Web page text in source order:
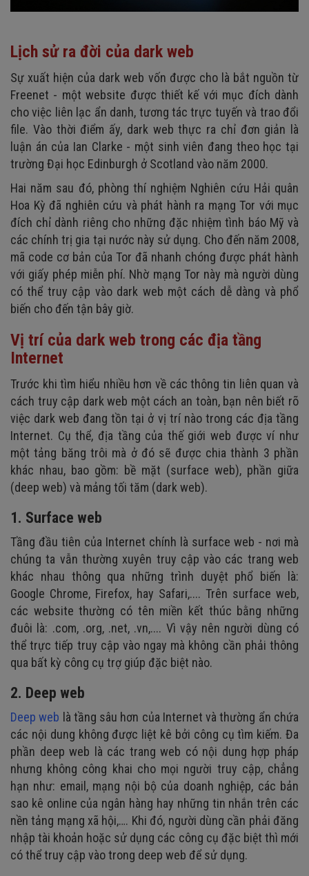
Lịch sử ra đời của dark web
Sự xuất hiện của dark web vốn được cho là bắt nguồn từ
Freenet - một website được thiết kế với mục đích dành
cho việc liên lạc ẩn danh, tương tác trực tuyến và trao đổi
file. Vào thời điểm ấy, dark web thực ra chỉ đơn giản là
luận án của Ian Clarke - một sinh viên đang theo học tại
trường Đại học Edinburgh ở Scotland vào năm 2000.
Hai năm sau đó, phòng thí nghiệm Nghiên cứu Hải quân
Hoa Kỳ đã nghiên cứu và phát hành ra mạng Tor với mục
đích chỉ dành riêng cho những đặc nhiệm tình báo Mỹ và
các chính trị gia tại nước này sử dụng. Cho đến năm 2008,
mã code cơ bản của Tor đã nhanh chóng được phát hành
với giấy phép miễn phí. Nhờ mạng Tor này mà người dùng
có thể truy cập vào dark web một cách dễ dàng và phổ
biến cho đến tận bây giờ.
Vị trí của dark web trong các địa tầng
Internet
Trước khi tìm hiểu nhiều hơn về các thông tin liên quan và
cách truy cập dark web một cách an toàn, bạn nên biết rõ
việc dark web đang tồn tại ở vị trí nào trong các địa tầng
Internet. Cụ thể, địa tầng của thế giới web được ví như
một tảng băng trôi mà ở đó sẽ được chia thành 3 phần
khác nhau, bao gồm: bề mặt (surface web), phần giữa
(deep web) và mảng tối tăm (dark web).
1. Surface web
Tầng đầu tiên của Internet chính là surface web - nơi mà
chúng ta vẫn thường xuyên truy cập vào các trang web
khác nhau thông qua những trình duyệt phổ biến là:
Google Chrome, Firefox, hay Safari,.... Trên surface web,
các website thường có tên miền kết thúc bằng những
đuôi là: .com, .org, .net, .vn,.... Vì vậy nên người dùng có
thể trực tiếp truy cập vào ngay mà không cần phải thông
qua bất kỳ công cụ trợ giúp đặc biệt nào.
2. Deep web
Deep web là tầng sâu hơn của Internet và thường ẩn chứa
các nội dung không được liệt kê bởi công cụ tìm kiếm. Đa
phần deep web là các trang web có nội dung hợp pháp
nhưng không công khai cho mọi người truy cập, chẳng
hạn như: email, mạng nội bộ của doanh nghiệp, các bản
sao kê online của ngân hàng hay những tin nhắn trên các
nền tảng mạng xã hội,…. Khi đó, người dùng cần phải đăng
nhập tài khoản hoặc sử dụng các công cụ đặc biệt thì mới
có thể truy cập vào trong deep web để sử dụng.